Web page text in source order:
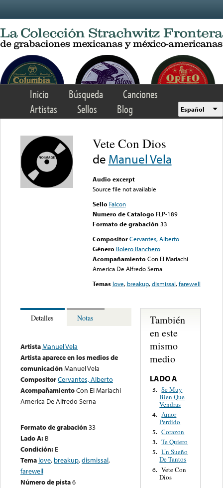
Inicio Búsqueda
Canciones
Artistas
Sellos Blog Español
Vete Con Dios
de Manuel Vela
Audio excerpt
Source file not available
Sello Falcon
Numero de Catalogo FLP-189
Formato de grabación 33
Compositor Cervantes, Alberto
Género Bolero Ranchero
Acompañamiento Con El Mariachi
America De Alfredo Serna
Temas love, breakup,dismissal,farewell
Detalles Notas
ArtistaManuel Vela
Artista aparece en los medios de
comunicaciónManuel Vela
CompositorCervantes, Alberto
AcompañamientoCon El Mariachi
America De Alfredo Serna
Formato de grabación33
Lado A: B
Condición: E
Tema love, breakup,dismissal,
farewell
Número de pista6
También
en este
mismo
medio
LADO A
3. Se Muy
Bien Que
Vendras
4. Amor
Perdido
5. Corazon
3. Te Quiero
5. Un Sueño
De Tantos
6. Vete Con
Dios